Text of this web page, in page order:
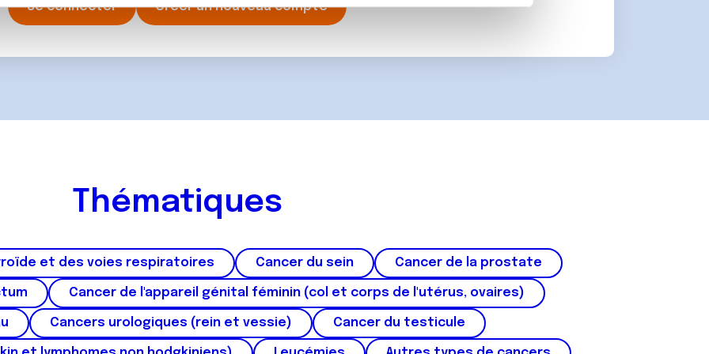
de publicité et d'analyse, qui peuvent combiner celles-ci avec d'autres informations que
Se connecter Créer un nouveau compte
Thématiques
et des voies respiratoires Cancer du sein Cancer de la prostate
Cancer de l'appareil génital féminin (col et corps de l'utérus, ovaires)
Cancers urologiques (rein et vessie) Cancer du testicule